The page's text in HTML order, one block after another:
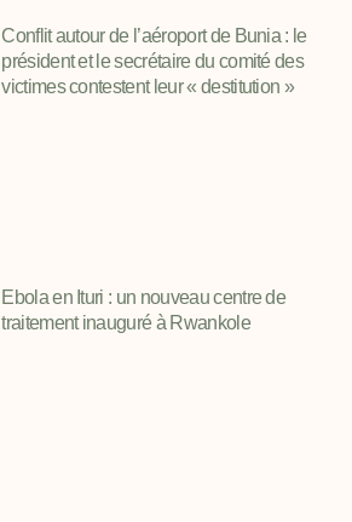
Conflit autour de l’aéroport de Bunia : le
président et le secrétaire du comité des
victimes contestent leur « destitution »
Ebola en Ituri : un nouveau centre de
traitement inauguré à Rwankole